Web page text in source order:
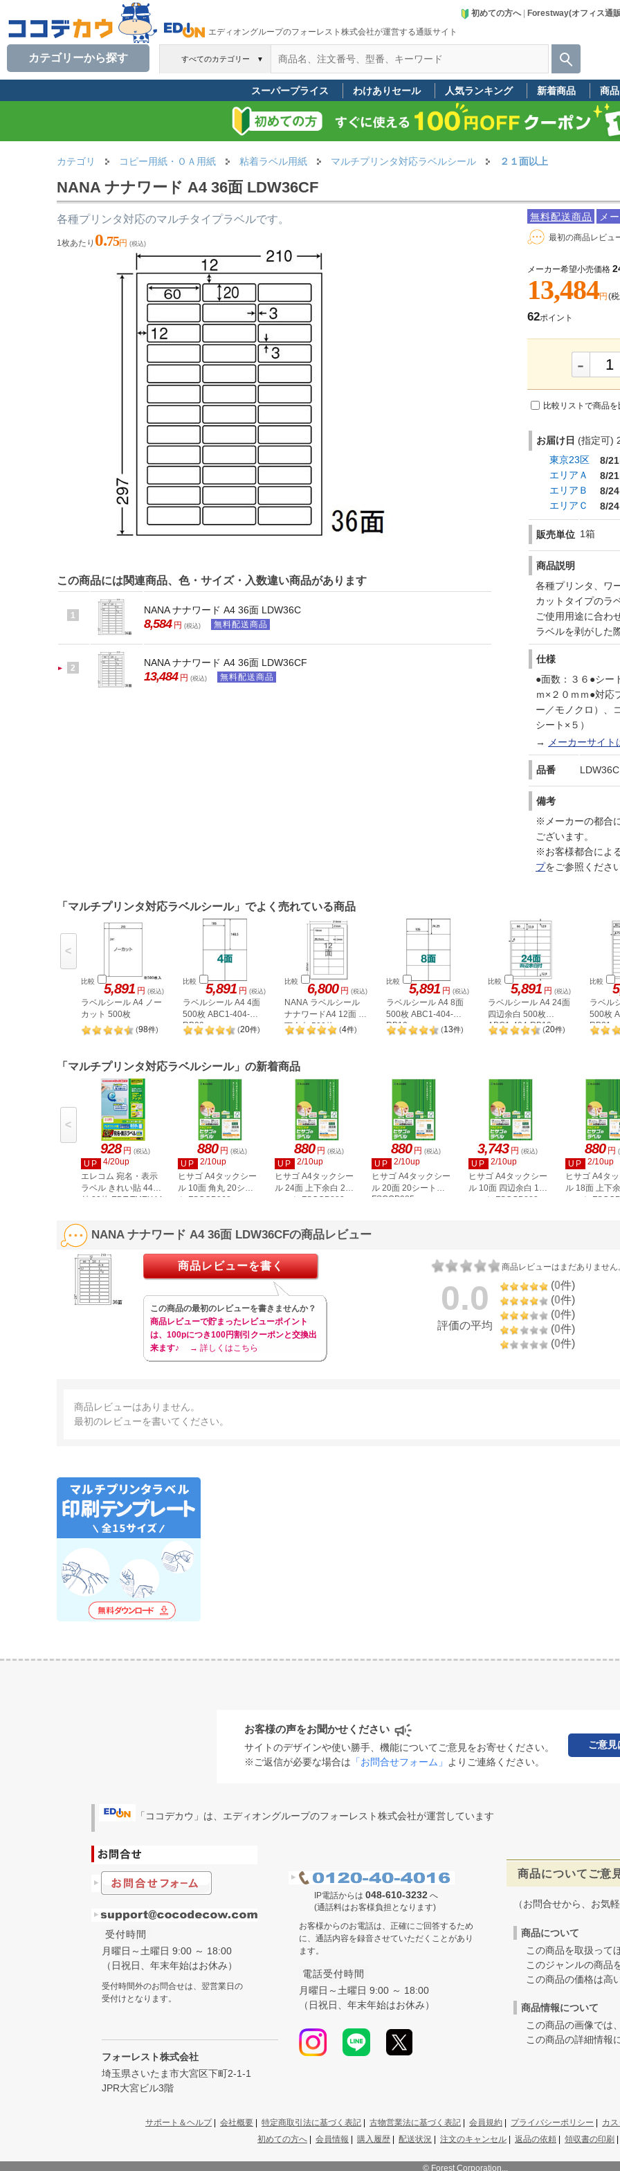
エディオングループのフォーレスト株式会社が運営する通販サイト
初めての方へ| Forestway(オフィス通
すべてのカテゴリー ▼
カテゴリーから探す
スーパープライス わけありセール 人気ランキング 新着商品 商
カテゴリ コピー用紙・ＯＡ用紙 粘着ラベル用紙 マルチプリンタ対応ラベルシール ２１面以上
NANA ナナワード A4 36面 LDW36CF
無料配送商品 メ
最初の商品レビュ
メーカー希望小売価格
13,484円 (
62ポイント
-
比較リストで商品
お届け日 (指定可)
東京23区
8/21
エリアＡ
8/21
エリアＢ
8/24
エリアＣ
8/24
販売単位 1箱
商品説明
各種プリンタ、ワ
カットタイプのラ
ご使用用途に合わ
ラベルを剥がした
仕様
●面数：３６●シー
ｍ×２０ｍｍ●対応
ー／モノクロ）、
シート×５）
→
メーカーサイト
品番
備考
※メーカーの都合
ございます。
※お客様都合によ
プをご参照くださ
各種プリンタ対応のマルチタイプラベルです。
1枚あたり 0.75円 (税込)
この商品には関連商品、色・サイズ・入数違い商品があります
1 NANA ナナワード A4 36面 LDW36C
8,584 円 (税込) 無料配送商品
2 NANA ナナワード A4 36面 LDW36CF
13,484 円 (税込) 無料配送商品
「マルチプリンタ対応ラベルシール」でよく売れている商品
比較 5,891 円 (税込)
ラベルシール A4 ノー
カット 500枚
(98件)
比較 5,891 円 (税込)
ラベルシール A4 4面
500枚 ABC1-404-
RB09
(20件)
比較 6,800 円 (税込)
NANA ラベルシール
ナナワードA4 12面 上
下余白 500枚
LDW12P
(4件)
比較 5,891 円 (税込)
ラベルシール A4 8面
500枚 ABC1-404-
RB10
(13件)
比較 5,891 円 (税込)
ラベルシール A4 24面
四辺余白 500枚
ABC1-404-RB19
(20件)
比較
ラベル
500枚
RB21
<
「マルチプリンタ対応ラベルシール」の新着商品
928 円 (税込)
UP
4/20up
エレコム 宛名・表示
ラベル きれい貼 44面
付 20枚 EDT-TMEX44
880 円 (税込)
UP
2/10up
ヒサゴ A4タックシー
ル 10面 角丸 20シー
ト FSCOP868
880 円 (税込)
UP
2/10up
ヒサゴ A4タックシー
ル 24面 上下余白 20
シート FSCOP883
880 円 (税込)
UP
2/10up
ヒサゴ A4タックシー
ル 20面 20シート
FSCOP985
3,743 円 (税込)
UP
2/10up
ヒサゴ A4タックシー
ル 10面 四辺余白 100
シート FSCGB888
880 円
UP
2/10up
ヒサゴ A4タ
ル 18面 上下
シート
<
NANA ナナワード A4 36面 LDW36CFの商品レビュー
商品レビューはまだありません
0.0
評価の平均
(0件)
(0件)
(0件)
(0件)
(0件)
商品レビューを書く
この商品の最初のレビューを書きませんか？
商品レビューで貯まったレビューポイント
は、100pにつき100円割引クーポンと交換出
来ます♪
→ 詳しくはこちら
商品レビューはありません。
最初のレビューを書いてください。
お客様の声をお聞かせください
サイトのデザインや使い勝手、機能についてご意見をお寄せください。
※ご返信が必要な場合は 「お問合せフォーム」 よりご連絡ください。
ご意見
「ココデカウ」は、エディオングループのフォーレスト株式会社が運営しています
受付時間
月曜日～土曜日 9:00 ～ 18:00
（日祝日、年末年始はお休み）
受付時間外のお問合せは、翌営業日の
受付けとなります。
フォーレスト株式会社
埼玉県さいたま市大宮区下町2-1-1
JPR大宮ビル3階
IP電話からは 048-610-3232 へ
(通話料はお客様負担となります)
お客様からのお電話は、正確にご回答するため
に、通話内容を録音させていただくことがあり
ます。
電話受付時間
月曜日～土曜日 9:00 ～ 18:00
（日祝日、年末年始はお休み）
商品についてご意
（お問合せから、お気
商品について
この商品を取扱って
このジャンルの商品
この商品の価格は高
商品情報について
この商品の画像では
この商品の詳細情報
サポート＆ヘルプ| 会社概要 特定商取引法に基づく表記 古物営業法に基づく表記 会員規約 プライバシーポリシー
カ
初めての方へ
会員情報 購入履歴 配送状況 注文のキャンセル 返品の依頼 領収書の印刷
© Forest Corporation...